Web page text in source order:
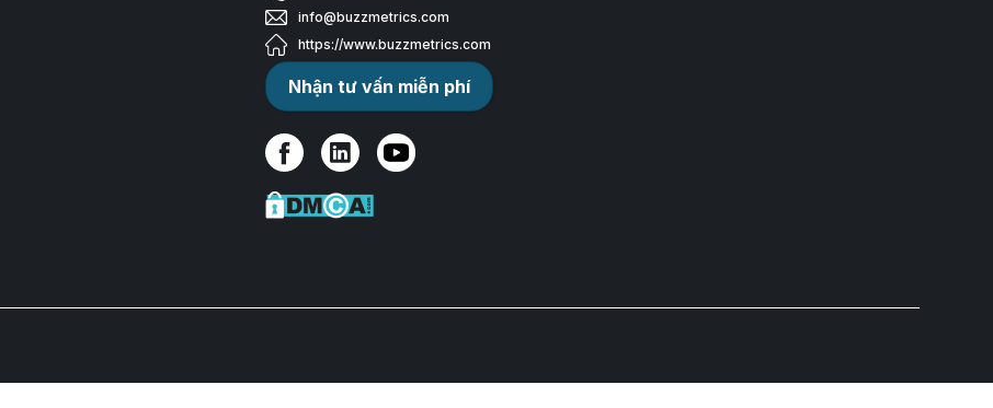
info@buzzmetrics.com
https://www.buzzmetrics.com
Nhận tư vấn miễn phí